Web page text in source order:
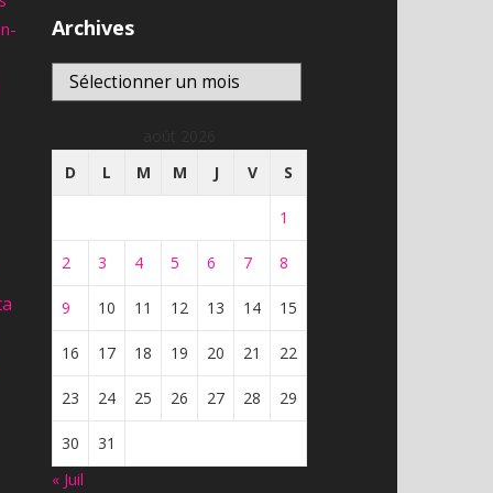
En direct
franceinfo – DIRECT TV –
6,900vues
Archives
Archives
D
L M M J V S
1
2 3 4 5 6 7 8
9 10 11 12 13 14 15
16 17 18 19 20 21 22
23 24 25 26 27 28 29
30
31
« Juil